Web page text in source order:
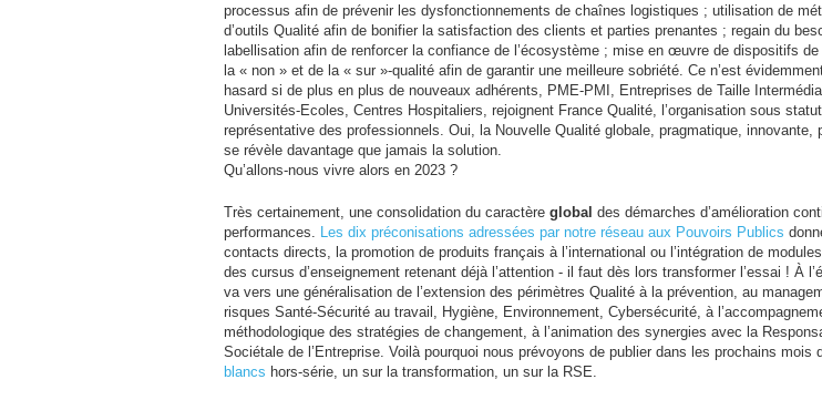
processus afin de prévenir les dysfonctionnements de chaînes logistiques ; utilisation de
d’outils Qualité afin de bonifier la satisfaction des clients et parties prenantes ; regain du
labellisation afin de renforcer la confiance de l’écosystème ; mise en œuvre de dispositifs
la « non » et de la « sur »-qualité afin de garantir une meilleure sobriété. Ce n’est
hasard si de plus en plus de nouveaux adhérents, PME-PMI , Entreprises de Taille
Universités-Ecoles, Centres Hospitaliers, rejoignent France Qualité, l’organisation sous
représentative des professionnels. Oui, la Nouvelle Qualité globale, pragmatique, innovante,
se révèle davantage que jamais la solution.
Qu’allons-nous vivre alors en 2023 ?
Très certainement, une consolidation du caractère global des démarches d’amélioration
performances. Les dix préconisations adressées par notre réseau aux Pouvoirs Publics
contacts directs, la promotion de produits français à l’international ou l’intégration de
des cursus d’enseignement retenant déjà l’attention - il faut dès lors transformer l’essai ! À
va vers une généralisation de l’extension des périmètres Qualité à la prévention, au
risques Santé-Sécurité au travail, Hygiène, Environnement, Cybersécurité, à
méthodologique des stratégies de changement, à l’animation des synergies avec la
Sociétale de l’Entreprise. Voilà pourquoi nous prévoyons de publier dans les prochains mois
blancs hors-série, un sur la transformation, un sur la RSE.